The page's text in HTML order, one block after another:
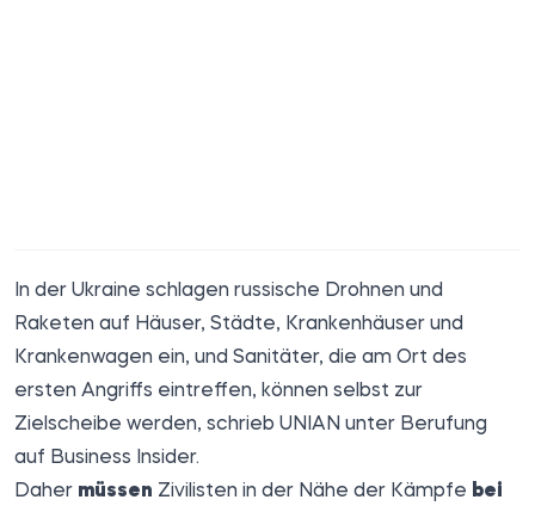
In der Ukraine schlagen russische Drohnen und
Raketen auf Häuser, Städte, Krankenhäuser und
Krankenwagen ein, und Sanitäter, die am Ort des
ersten Angriffs eintreffen, können selbst zur
Zielscheibe werden, schrieb UNIAN unter Berufung
auf Business Insider.
Daher müssen Zivilisten in der Nähe der Kämpfe bei